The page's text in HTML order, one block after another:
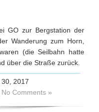
GO zur Bergstation der
Wanderung zum Horn,
(die Seilbahn hatte
über die Straße zurück.
30, 2017
No Comments »